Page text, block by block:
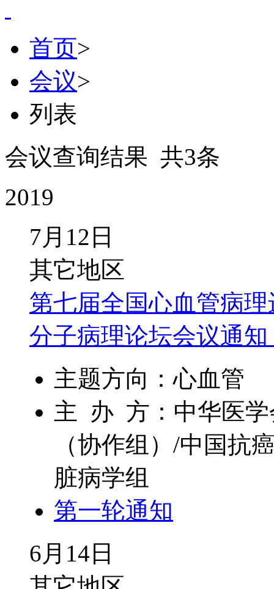
首页>
会议>
列表
会议查询结果 共3条
2019
7月12日
其它地区
第七届全国心血管病
分子病理论坛会议通
主题方向：心血管
主 办 方：中华医学
（协作组）/中国抗
脏病学组
第一轮通知
6月14日